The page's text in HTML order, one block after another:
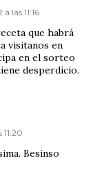
las 11:16
que habrá
visitanos en
en el sorteo
desperdicio.
Besinso